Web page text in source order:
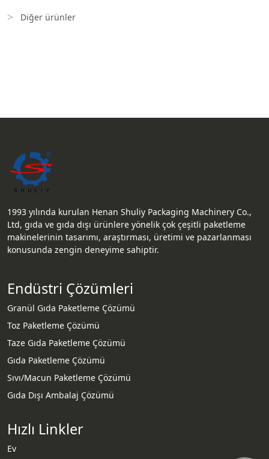
Diğer ürünler
1993 yılında kurulan Henan Shuliy Packaging Machinery Co.,
Ltd, gıda ve gıda dışı ürünlere yönelik çok çeşitli paketleme
makinelerinin tasarımı, araştırması, üretimi ve pazarlanması
konusunda zengin deneyime sahiptir.
Endüstri Çözümleri
Granül Gıda Paketleme Çözümü
Toz Paketleme Çözümü
Taze Gıda Paketleme Çözümü
Gıda Paketleme Çözümü
Sıvı/Macun Paketleme Çözümü
Gıda Dışı Ambalaj Çözümü
Hızlı Linkler
Ev